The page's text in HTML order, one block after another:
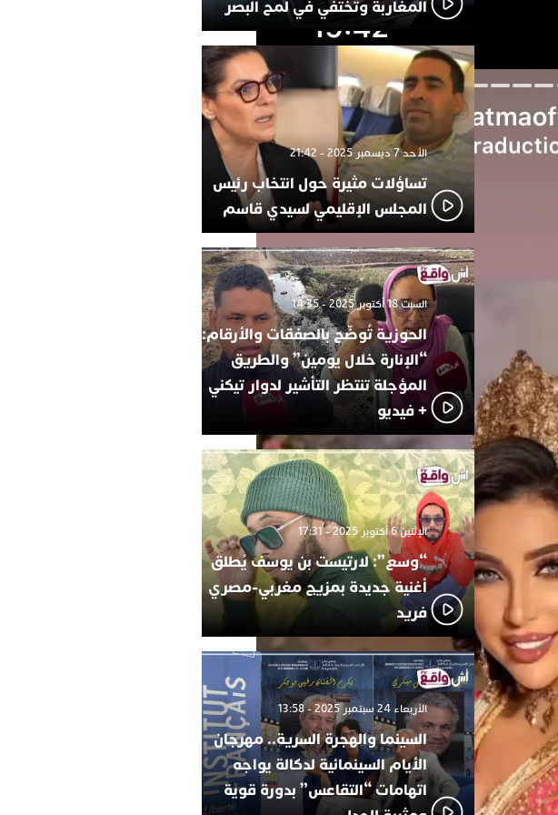
المغاربة وتختفي في لمح البصر
الأحد 7 ديسمبر 2025 - 21:42
تساؤلات مثيرة حول انتخاب رئيس
المجلس الإقليمي لسيدي قاسم
السبت 18 أكتوبر 2025 - 14:35
الحوزية تُوضّح بالصفقات والأرقام:
“الإنارة خلال يومين” والطريق
المؤجلة تنتظر التأشير لدوار تيكني
+ فيديو
الإثنين 6 أكتوبر 2025 - 17:31
“وسع”: لارتيست بن يوسف يُطلق
أغنية جديدة بمزيج مغربي-مصري
فريد
الأربعاء 24 سبتمبر 2025 - 13:58
السينما والهجرة السرية.. مهرجان
الأيام السينمائية لدكالة يواجه
اتهامات “التقاعس” بدورة قوية